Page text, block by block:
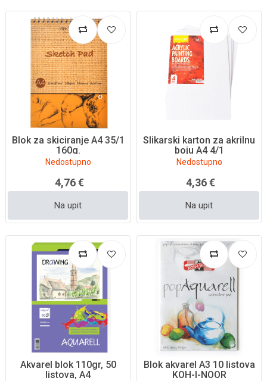
Blok za skiciranje A4 35/1
160g.
Nedostupno
4,76 €
Na upit
Slikarski karton za akrilnu
boju A4 4/1
Nedostupno
4,36 €
Na upit
Akvarel blok 110gr, 50
listova, A4
Blok akvarel A3 10 listova
KOH-I-NOOR